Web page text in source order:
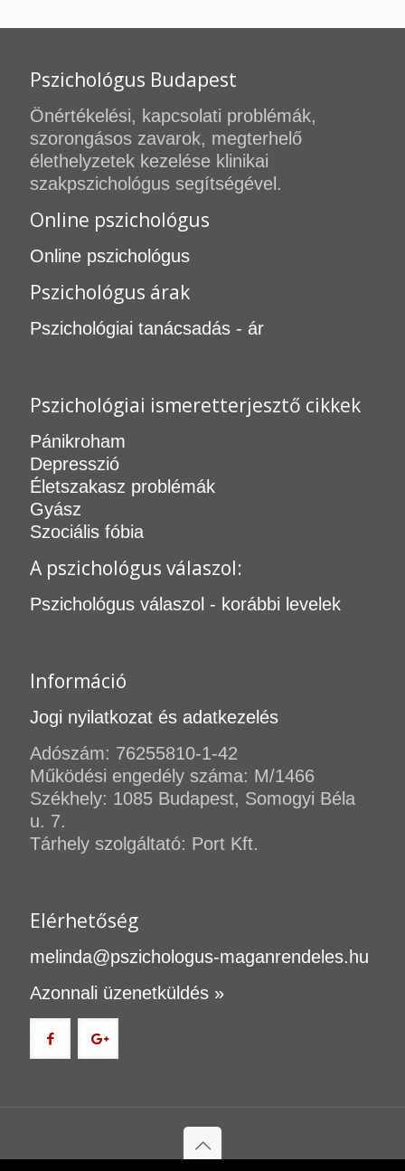
Pszichológus Budapest
Önértékelési, kapcsolati problémák,
szorongásos zavarok, megterhelő
élethelyzetek kezelése klinikai
szakpszichológus segítségével.
Online pszichológus
Online pszichológus
Pszichológus árak
Pszichológiai tanácsadás - ár
Pszichológiai ismeretterjesztő cikkek
Pánikroham
Depresszió
Életszakasz problémák
Gyász
Szociális fóbia
A pszichológus válaszol:
Pszichológus válaszol - korábbi levelek
Információ
Jogi nyilatkozat és adatkezelés
Adószám: 76255810-1-42
Működési engedély száma: M/1466
Székhely: 1085 Budapest, Somogyi Béla
u. 7.
Tárhely szolgáltató: Port Kft.
Elérhetőség
melinda@pszichologus-maganrendeles.hu
Azonnali üzenetküldés »